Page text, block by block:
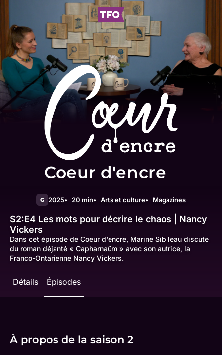
Coeur d'encre
G 2025 20 min Arts et culture Magazines
S2:E4 Les mots pour décrire le chaos | Nancy
Vickers
Dans cet épisode de Coeur d'encre, Marine Sibileau discute
du roman déjanté « Capharnaüm » avec son autrice, la
Franco-Ontarienne Nancy Vickers.
Détails Épisodes
À propos de la saison 2